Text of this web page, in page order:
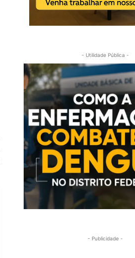
- Utilidade Pública -
- Publicidade -